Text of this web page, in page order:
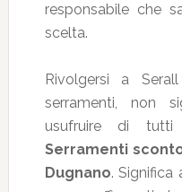
responsabile che
scelta.
Rivolgersi a
serramenti, non
usufruire di
Serramenti
Dugnano. Significa